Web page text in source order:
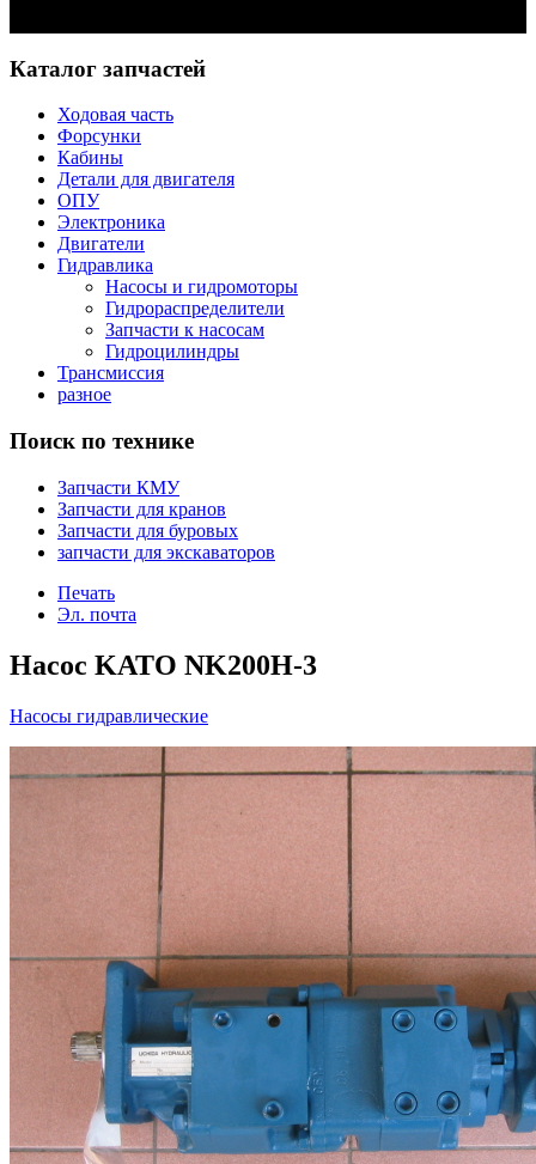
Каталог запчастей
Ходовая часть
Форсунки
Кабины
Детали для двигателя
ОПУ
Электроника
Двигатели
Гидравлика
Насосы и гидромоторы
Гидрораспределители
Запчасти к насосам
Гидроцилиндры
Трансмиссия
разное
Поиск по технике
Запчасти КМУ
Запчасти для кранов
Запчасти для буровых
запчасти для экскаваторов
Печать
Эл. почта
Насос KATO NK200H-3
Насосы гидравлические